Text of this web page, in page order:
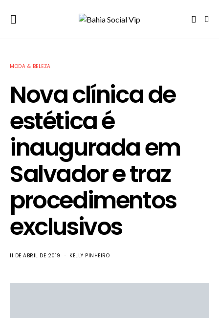
MODA & BELEZA
Nova clínica de
estética é
inaugurada em
Salvador e traz
procedimentos
exclusivos
11 DE ABRIL DE 2019 KELLY PINHEIRO